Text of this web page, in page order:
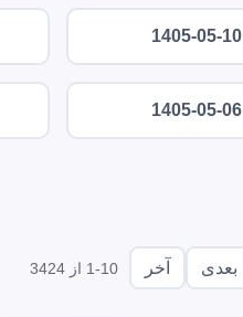
1405-05-10
1405-05-06
بعدی آخر 1-10 از 3424